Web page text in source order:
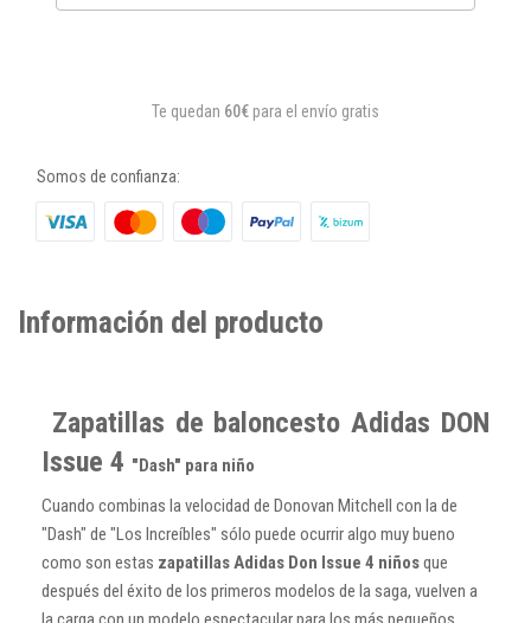
Te quedan 60€ para el envío gratis
Somos de confianza:
Información del producto
Zapatillas de baloncesto Adidas DON
Issue 4 "Dash" para niño
Cuando combinas la velocidad de Donovan Mitchell con la de
"Dash" de "Los Increíbles" sólo puede ocurrir algo muy bueno
como son estas zapatillas Adidas Don Issue 4 niñosque
después del éxito de los primeros modelos de la saga, vuelven a